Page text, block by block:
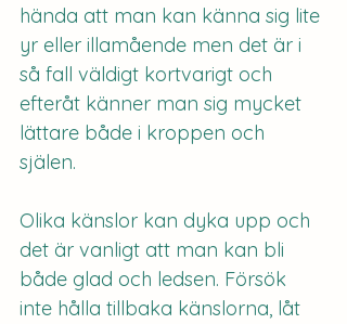
hända att man kan känna sig lite
yr eller illamående men det är i
så fall väldigt kortvarigt och
efteråt känner man sig mycket
lättare både i kroppen och
själen.
Olika känslor kan dyka upp och
det är vanligt att man kan bli
både glad och ledsen. Försök
inte hålla tillbaka känslorna, låt